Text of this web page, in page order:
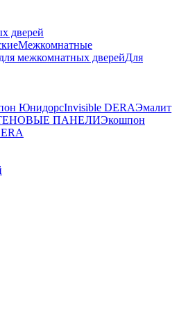
дверей
Межкомнатные
межкомнатных дверейДля
ЮнидорсInvisible DERAЭмалит
ПАНЕЛИЭкошпон